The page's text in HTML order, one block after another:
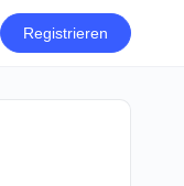
Registrieren